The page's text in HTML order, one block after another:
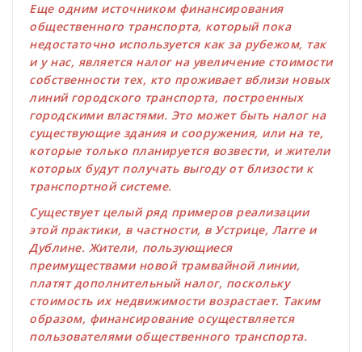
Еще одним источником финансирования
общественного транспорта, который пока
недостаточно используется как за рубежом, так
и у нас, является налог на увеличение стоимости
собственности тех, кто проживает вблизи новых
линий городского транспорта, построенных
городскими властями. Это может быть налог на
существующие здания и сооружения, или на те,
которые только планируется возвести, и жители
которых будут получать выгоду от близости к
транспортной системе.
Существует целый ряд примеров реализации
этой практики, в частности, в Устрице, Лагге и
Дублине. Жители, пользующиеся
преимуществами новой трамвайной линии,
платят дополнительный налог, поскольку
стоимость их недвижимости возрастает. Таким
образом, финансирование осуществляется
пользователями общественного транспорта.